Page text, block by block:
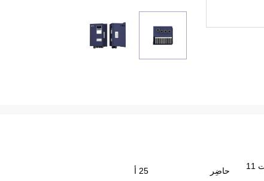
محول مضخة الطاقة الشمسية 380 فولت 11
حاضِر 25 أ